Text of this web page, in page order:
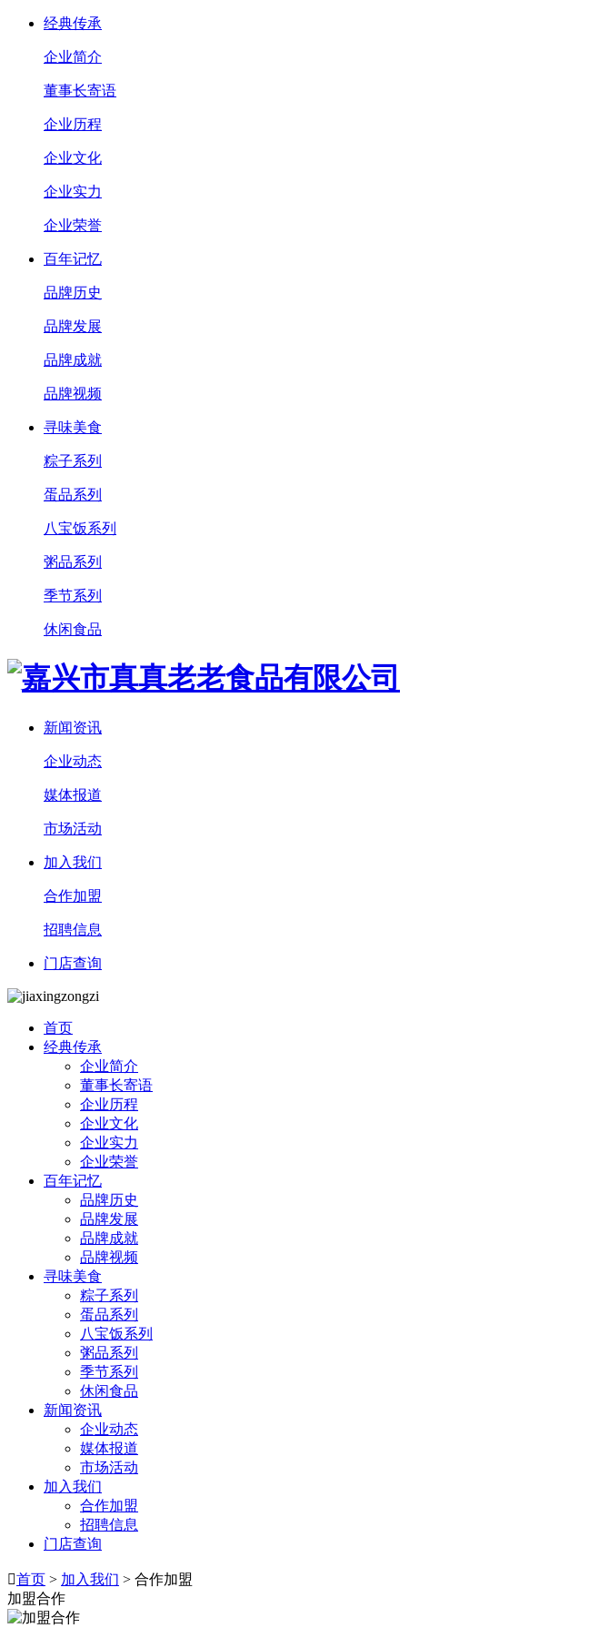
经典传承
企业简介
董事长寄语
企业历程
企业文化
企业实力
企业荣誉
百年记忆
品牌历史
品牌发展
品牌成就
品牌视频
寻味美食
粽子系列
蛋品系列
八宝饭系列
粥品系列
季节系列
休闲食品
新闻资讯
企业动态
媒体报道
市场活动
加入我们
合作加盟
招聘信息
门店查询
首页
经典传承
企业简介
董事长寄语
企业历程
企业文化
企业实力
企业荣誉
百年记忆
品牌历史
品牌发展
品牌成就
品牌视频
寻味美食
粽子系列
蛋品系列
八宝饭系列
粥品系列
季节系列
休闲食品
新闻资讯
企业动态
媒体报道
市场活动
加入我们
合作加盟
招聘信息
门店查询
首页 > 加入我们 > 合作加盟
加盟合作